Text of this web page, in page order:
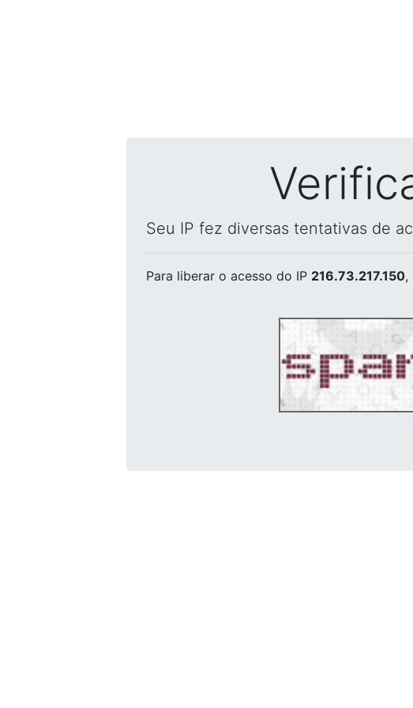
Seu IP fez diversas tentativas de
Para liberar o acesso do IP 216.73.217.150,